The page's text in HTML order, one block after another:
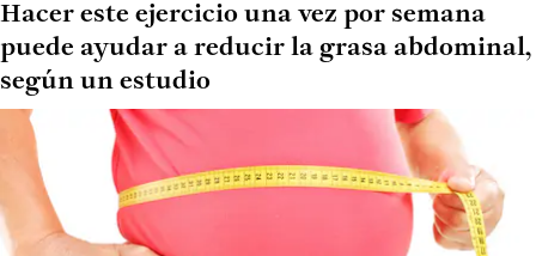
Hacer este ejercicio una vez por semana
puede ayudar a reducir la grasa abdominal,
según un estudio